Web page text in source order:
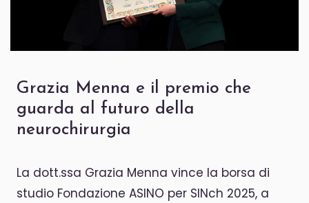
Grazia Menna e il premio che
guarda al futuro della
neurochirurgia
La dott.ssa Grazia Menna vince la borsa di
studio Fondazione ASINO per SINch 2025, a